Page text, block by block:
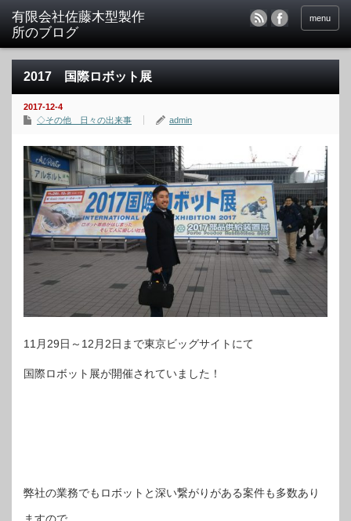
menu
2017 国際ロボット展
2017-12-4
◇その他 日々の出来事
admin
11月29日～12月2日まで東京ビッグサイトにて
国際ロボット展が開催されていました！
弊社の業務でもロボットと深い繋がりがある案件も多数あり